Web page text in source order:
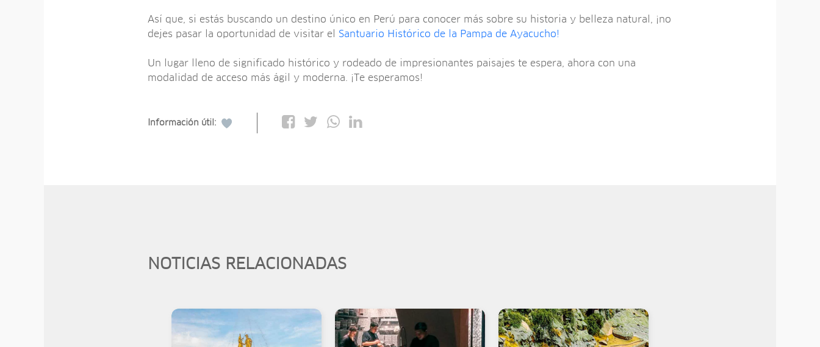
Así que, si estás buscando un destino único en Perú para conocer más sobre su historia y belleza natural, ¡no
dejes pasar la oportunidad de visitar el Santuario Histórico de la Pampa de Ayacucho!
Un lugar lleno de significado histórico y rodeado de impresionantes paisajes te espera, ahora con una
modalidad de acceso más ágil y moderna. ¡Te esperamos!
Información útil:
NOTICIAS RELACIONADAS